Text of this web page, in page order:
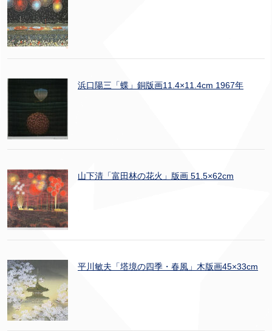
浜口陽三「蝶」銅版画11.4×11.4cm 1967年
山下清「富田林の花火」版画 51.5×62cm
平川敏夫「塔境の四季・春風」木版画45×33cm